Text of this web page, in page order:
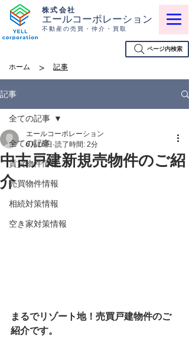
株式会社
エールコーポレーション
不動産の売買・仲介・買取
ページ内検索
ホーム > 記事
記事
全ての記事
賃貸物件情報
売買物件情報
相続対策情報
空き家対策情報
全ての記事
中古戸建新規売物件のご紹
介
エールコーポレーション
6月16日 読了時間: 2分
まるでリゾート地！売買戸建物件のご
紹介です。